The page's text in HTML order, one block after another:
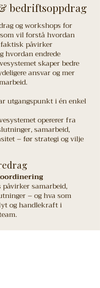
bedriftsoppdrag
og workshops for
vil forstå hvordan
faktisk påvirker
hvordan endrede
skaper bedre
ansvar og mer
utgangspunkt i én enkel
opererer fra
samarbeid,
– før strategi og vilje
samarbeid,
– og hva som
og handlekraft i
koster mer enn den